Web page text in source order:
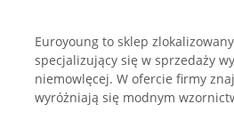
Euroyoung to sklep
specjalizujący się w sprzedaży
niemowlęcej. W ofercie firmy
wyróżniają się modnym